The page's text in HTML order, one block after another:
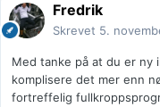
Fredrik
Skrevet 5.
Med tanke på at du er ny
komplisere det mer enn
fortreffelig